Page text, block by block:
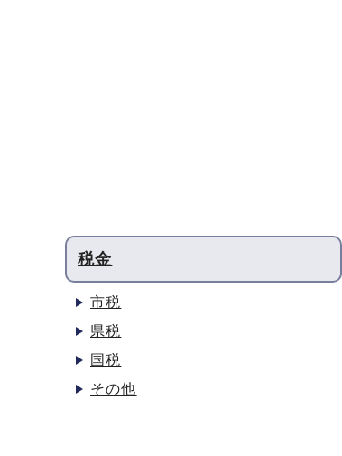
税金
市税
県税
国税
その他